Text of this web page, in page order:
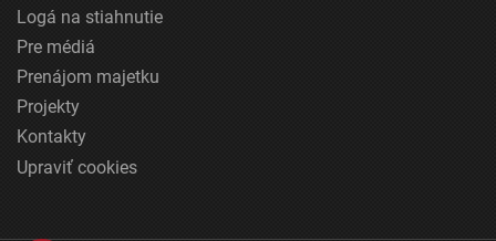
Logá na stiahnutie
Pre médiá
Prenájom majetku
Projekty
Kontakty
Upraviť cookies